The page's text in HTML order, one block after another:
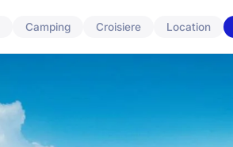
Camping Croisiere Location